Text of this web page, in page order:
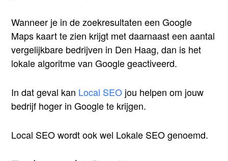
Wanneer je in de zoekresultaten een Google
Maps kaart te zien krijgt met daarnaast een aantal
vergelijkbare bedrijven in Den Haag, dan is het
lokale algoritme van Google geactiveerd.
In dat geval kan Local SEO jou helpen om jouw
bedrijf hoger in Google te krijgen.
Local SEO wordt ook wel Lokale SEO genoemd.